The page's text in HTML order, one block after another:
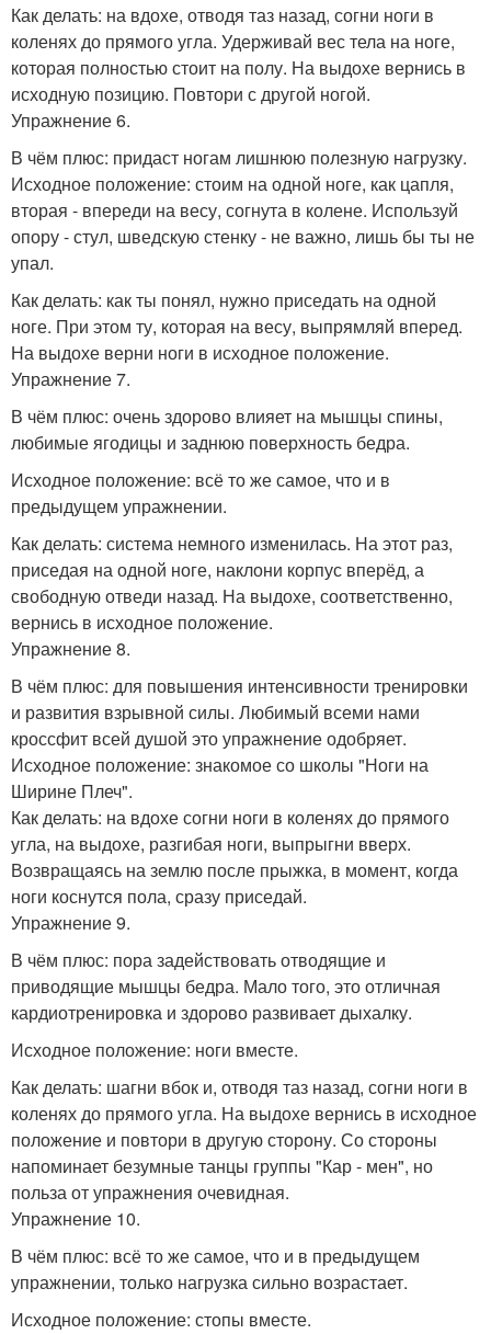
Как делать: на вдохе, отводя таз назад, согни ноги в
коленях до прямого угла. Удерживай вес тела на ноге,
которая полностью стоит на полу. На выдохе вернись в
исходную позицию. Повтори с другой ногой.
Упражнение 6.
В чём плюс: придаст ногам лишнюю полезную нагрузку.
Исходное положение: стоим на одной ноге, как цапля,
вторая - впереди на весу, согнута в колене. Используй
опору - стул, шведскую стенку - не важно, лишь бы ты не
упал.
Как делать: как ты понял, нужно приседать на одной
ноге. При этом ту, которая на весу, выпрямляй вперед.
На выдохе верни ноги в исходное положение.
Упражнение 7.
В чём плюс: очень здорово влияет на мышцы спины,
любимые ягодицы и заднюю поверхность бедра.
Исходное положение: всё то же самое, что и в
предыдущем упражнении.
Как делать: система немного изменилась. На этот раз,
приседая на одной ноге, наклони корпус вперёд, а
свободную отведи назад. На выдохе, соответственно,
вернись в исходное положение.
Упражнение 8.
В чём плюс: для повышения интенсивности тренировки
и развития взрывной силы. Любимый всеми нами
кроссфит всей душой это упражнение одобряет.
Исходное положение: знакомое со школы "Ноги на
Ширине Плеч".
Как делать: на вдохе согни ноги в коленях до прямого
угла, на выдохе, разгибая ноги, выпрыгни вверх.
Возвращаясь на землю после прыжка, в момент, когда
ноги коснутся пола, сразу приседай.
Упражнение 9.
В чём плюс: пора задействовать отводящие и
приводящие мышцы бедра. Мало того, это отличная
кардиотренировка и здорово развивает дыхалку.
Исходное положение: ноги вместе.
Как делать: шагни вбок и, отводя таз назад, согни ноги в
коленях до прямого угла. На выдохе вернись в исходное
положение и повтори в другую сторону. Со стороны
напоминает безумные танцы группы "Кар - мен", но
польза от упражнения очевидная.
Упражнение 10.
В чём плюс: всё то же самое, что и в предыдущем
упражнении, только нагрузка сильно возрастает.
Исходное положение: стопы вместе.